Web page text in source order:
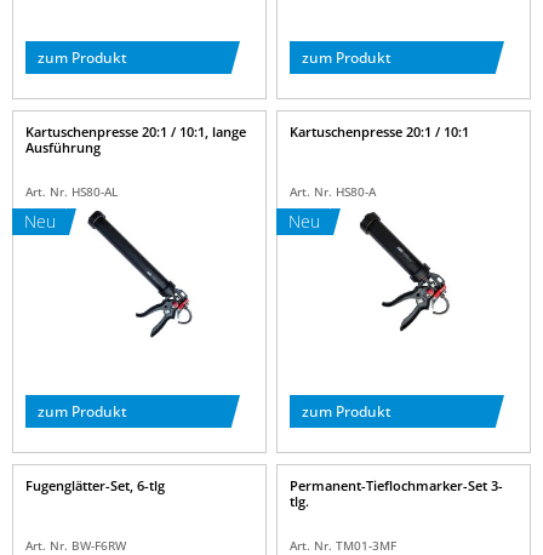
zum Produkt zum Produkt
Neu
Kartuschenpresse 20:1 / 10:1, lange
Ausführung
Art. Nr. HS80-AL
zum Produkt
Neu
Kartuschenpresse 20:1 / 10:1
Art. Nr. HS80-A
zum Produkt
Fugenglätter-Set, 6-tlg
Art. Nr. BW-F6RW
Permanent-Tieflochmarker-Set 3-
tlg.
Art. Nr. TM01-3MF